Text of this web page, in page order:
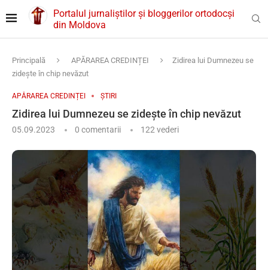
Portalul jurnaliștilor și bloggerilor ortodocși
din Moldova
Principală APĂRAREA CREDINȚEI
Zidirea lui Dumnezeu se
zideşte în chip nevăzut
APĂRAREA CREDINȚEI ȘTIRI
Zidirea lui Dumnezeu se zideşte în chip nevăzut
05.09.2023 0 comentarii 122vederi